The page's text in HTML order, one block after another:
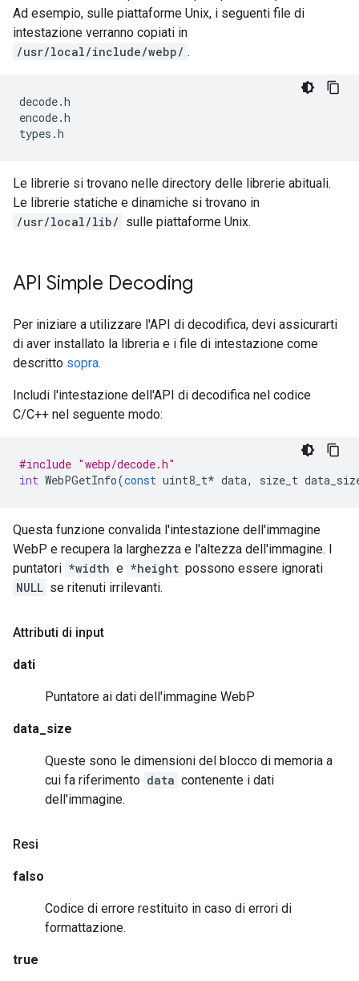
Ad esempio, sulle piattaforme Unix, i seguenti file di
intestazione verranno copiati in
/usr/local/include/webp/ .
decode.h
encode.h
types .h
Le librerie si trovano nelle directory delle librerie abituali.
Le librerie statiche e dinamiche si trovano in
/usr/local/lib/ sulle piattaforme Unix.
API Simple Decoding
Per iniziare a utilizzare l'API di decodifica, devi assicurarti
di aver installato la libreria e i file di intestazione come
descritto sopra.
Includi l'intestazione dell'API di decodifica nel codice
C/C++ nel seguente modo:
#include "webp/decode.h"
int WebPGetInfo(const uint8_t* data, size_t
Questa funzione convalida l'intestazione dell'immagine
WebP e recupera la larghezza e l'altezza dell'immagine. I
puntatori *width e *height possono essere ignorati
NULL se ritenuti irrilevanti.
Attributi di input
dati
Puntatore ai dati dell'immagine WebP
data_size
Queste sono le dimensioni del blocco di memoria a
cui fa riferimento data contenente i dati
dell'immagine.
Resi
falso
Codice di errore restituito in caso di errori di
formattazione.
true